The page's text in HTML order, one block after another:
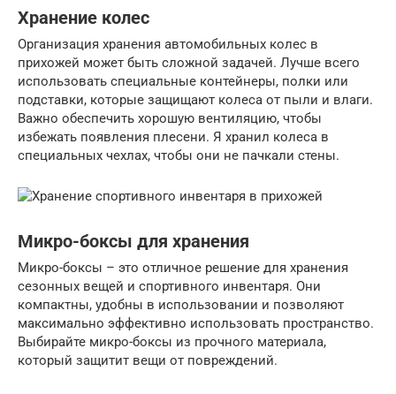
Хранение колес
Организация хранения автомобильных колес в
прихожей может быть сложной задачей. Лучше всего
использовать специальные контейнеры, полки или
подставки, которые защищают колеса от пыли и влаги.
Важно обеспечить хорошую вентиляцию, чтобы
избежать появления плесени. Я хранил колеса в
специальных чехлах, чтобы они не пачкали стены.
Микро-боксы для хранения
Микро-боксы – это отличное решение для хранения
сезонных вещей и спортивного инвентаря. Они
компактны, удобны в использовании и позволяют
максимально эффективно использовать пространство.
Выбирайте микро-боксы из прочного материала,
который защитит вещи от повреждений.